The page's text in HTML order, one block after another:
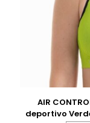
AIR
deportivo